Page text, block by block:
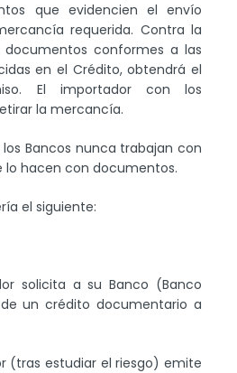
que evidencien el envío
requerida. Contra la
conformes a las
en el Crédito, obtendrá el
El importador con los
la mercancía.
Bancos nunca trabajan con
lo hacen con documentos.
el siguiente:
a su Banco (Banco
un crédito documentario a
estudiar el riesgo) emite